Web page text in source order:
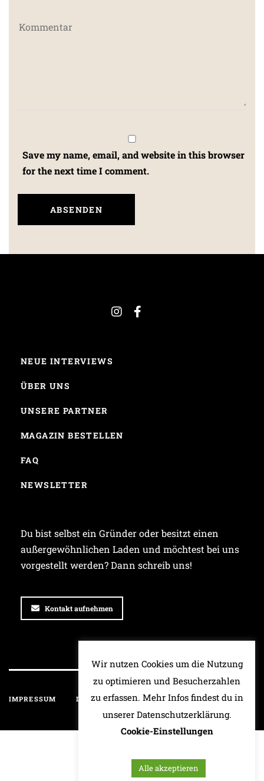
Save my name, email, and website in this browser
for the next time I comment.
NEUE INTERVIEWS
ÜBER UNS
UNSERE PARTNER
MAGAZIN BESTELLEN
FAQ
NEWSLETTER
Du bist selbst ein Gründer oder besitzt einen
außergewöhnlichen Laden und möchtest bei uns
vorgestellt werden? Dann schreib uns!
Kontakt aufnehmen
IMPRESSUM DATENSCHUTZ HAFTUNGSAUSSCHLUSS
Wir nutzen Cookies um die Nutzung
zu optimieren und Besucherzahlen
zu erfassen. Mehr Infos findest du in
unserer Datenschutzerklärung.
Cookie-Einstellungen
Alle akzeptieren